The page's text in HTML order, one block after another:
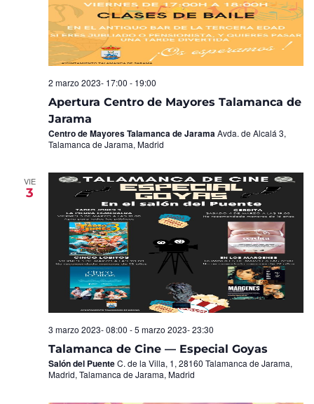
Apertura Centro de Mayores Talamanca de
Jarama
2 marzo 2023- 17:00 - 19:00
Centro de Mayores Talamanca de JaramaAvda. de Alcalá 3,
Talamanca de Jarama, Madrid
VIE
3
Talamanca de Cine — Especial Goyas
3 marzo 2023- 08:00 -5 marzo 2023- 23:30
Salón del PuenteC. de la Villa, 1, 28160 Talamanca de Jarama,
Madrid, Talamanca de Jarama, Madrid